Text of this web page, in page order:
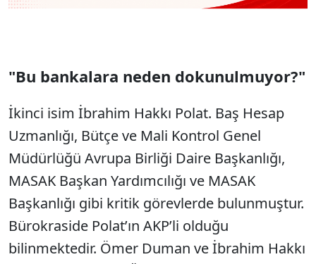
"Bu bankalara neden dokunulmuyor?"
İkinci isim İbrahim Hakkı Polat. Baş Hesap
Uzmanlığı, Bütçe ve Mali Kontrol Genel
Müdürlüğü Avrupa Birliği Daire Başkanlığı,
MASAK Başkan Yardımcılığı ve MASAK
Başkanlığı gibi kritik görevlerde bulunmuştur.
Bürokraside Polat’ın AKP’li olduğu
bilinmektedir. Ömer Duman ve İbrahim Hakkı